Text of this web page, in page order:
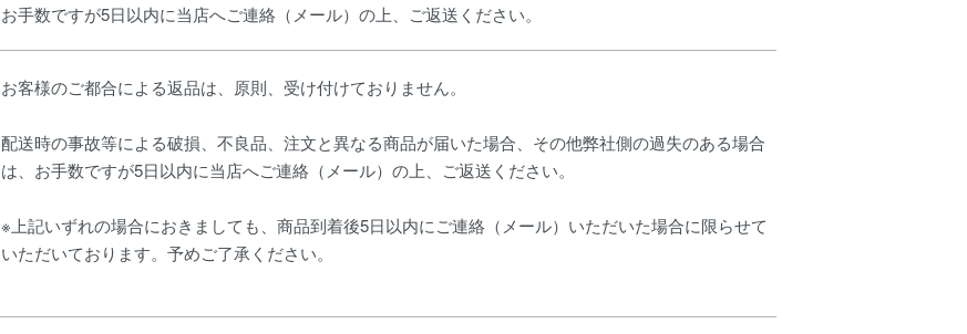
お手数ですが5日以内に当店へご連絡（メール）の上、ご返送ください。
お客様のご都合による返品は、原則、受け付けておりません。
配送時の事故等による破損、不良品、注文と異なる商品が届いた場合、その他弊社側の過失のある場合
は、お手数ですが5日以内に当店へご連絡（メール）の上、ご返送ください。
※上記いずれの場合におきましても、商品到着後5日以内にご連絡（メール）いただいた場合に限らせて
いただいております。予めご了承ください。